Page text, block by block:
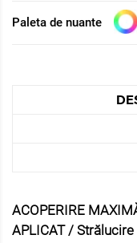
Paleta de nuante
ACOPERIRE
APLICAT / Strălucire